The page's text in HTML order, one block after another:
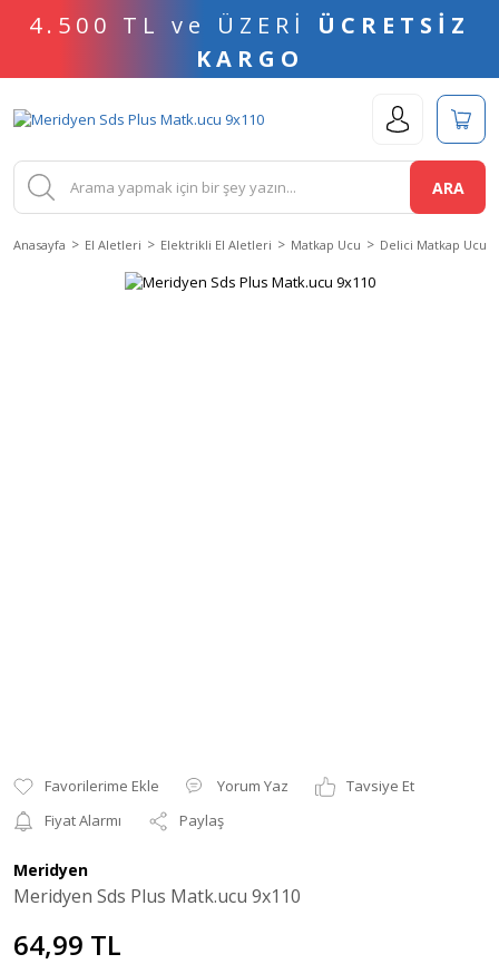
4.500 TL ve ÜZERİ ÜCRETSİZ
KARGO
ARA
Anasayfa El Aletleri Elektrikli El Aletleri Matkap Ucu Delici Matkap Ucu
Yorum Yaz
Tavsiye Et
Fiyat Alarmı
Paylaş
Meridyen
Meridyen Sds Plus Matk.ucu 9x110
64,99 TL